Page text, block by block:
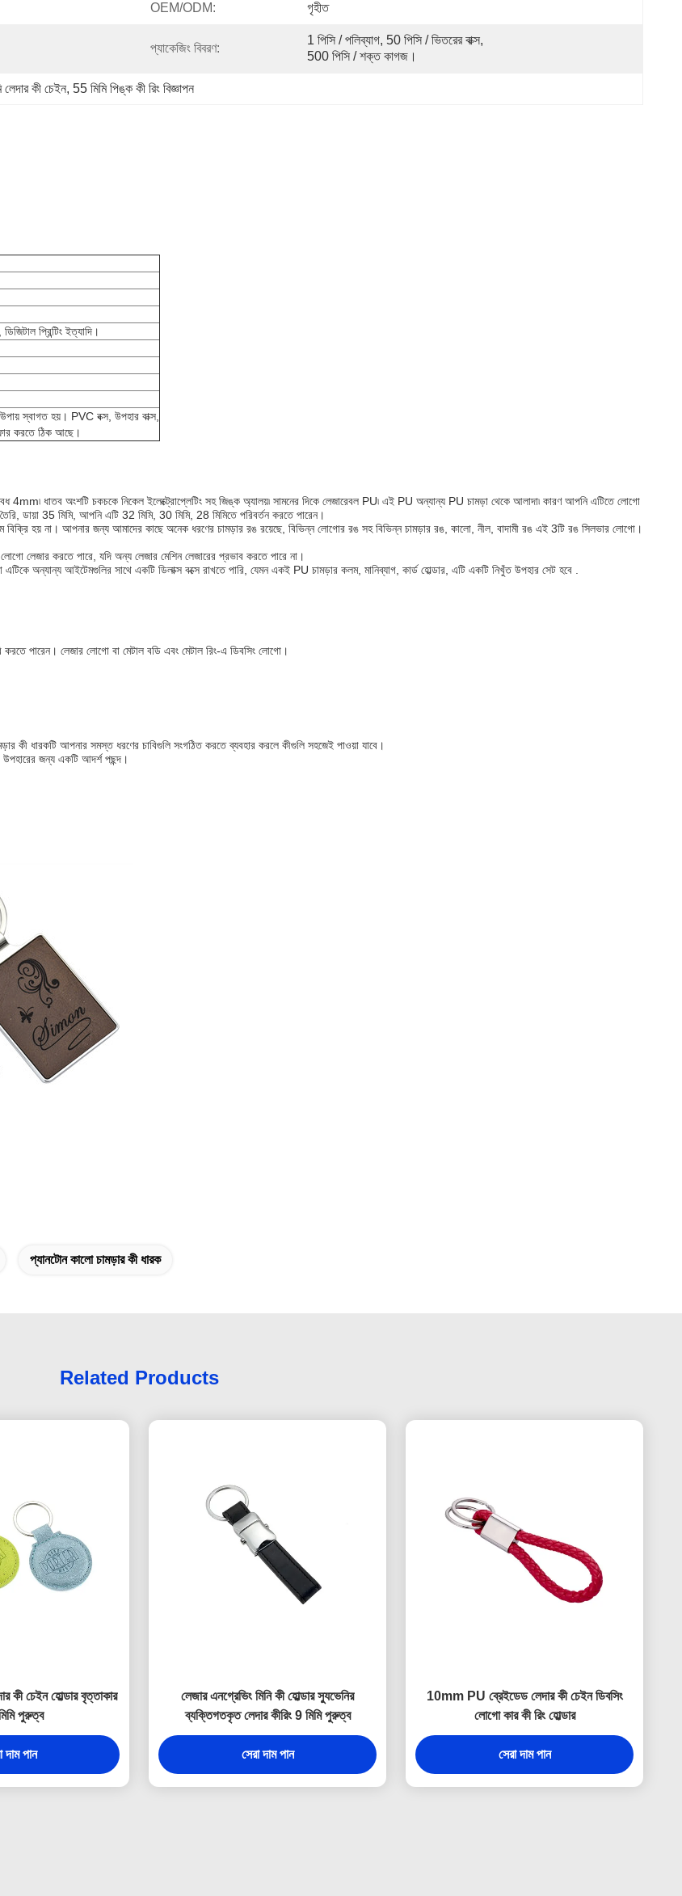
OEM/ODM: গৃহীত
প্যাকেজিং বিবরণ:
1 পিসি / পলিব্যাগ, 50 পিসি / ভিতরের বাক্স,
500 পিসি / শক্ত কাগজ।
লেদার কী চেইন, 55 মিমি পিঙ্ক কী রিং বিজ্ঞাপন
প্রিন্টিং ইত্যাদি।
স্বাগত হয়। PVC বক্স, উপহার বাক্স,
করতে ঠিক আছে।
ধাতব অংশটি চকচকে নিকেল ইলেক্ট্রোপ্লেটিং সহ জিঙ্ক অ্যালয়৷ সামনের দিকে লেজারেবল PU৷ এই PU অন্যান্য PU চামড়া থেকে আলাদা৷ কারণ আপনি এটিতে লোগো
ডায়া 35 মিমি, আপনি এটি 32 মিমি, 30 মিমি, 28 মিমিতে পরিবর্তন করতে পারেন।
বিক্রি হয় না। আপনার জন্য আমাদের কাছে অনেক ধরণের চামড়ার রঙ রয়েছে, বিভিন্ন লোগোর রঙ সহ বিভিন্ন চামড়ার রঙ, কালো, নীল, বাদামী রঙ এই 3টি রঙ সিলভার লোগো।
লেজার করতে পারে, যদি অন্য লেজার মেশিন লেজারের প্রভাব করতে পারে না।
অন্যান্য আইটেমগুলির সাথে একটি ডিলাক্স বক্সে রাখতে পারি, যেমন একই PU চামড়ার কলম, মানিব্যাগ, কার্ড হোল্ডার, এটি একটি নিখুঁত উপহার সেট হবে .
পারেন। লেজার লোগো বা মেটাল বডি এবং মেটাল রিং-এ ডিবসিং লোগো।
কী ধারকটি আপনার সমস্ত ধরণের চাবিগুলি সংগঠিত করতে ব্যবহার করলে কীগুলি সহজেই পাওয়া যাবে।
উপহারের জন্য একটি আদর্শ পছন্দ।
প্যানটোন কালো চামড়ার কী ধারক
Related Products
কী চেইন হোল্ডার বৃত্তাকার
পুরুত্ব
দাম পান
লেজার এনগ্রেভিং মিনি কী হোল্ডার স্যুভেনির
ব্যক্তিগতকৃত লেদার কীরিং 9 মিমি পুরুত্ব
সেরা দাম পান
10mm PU ব্রেইডেড লেদার কী চেইন ডিবসিং
লোগো কার কী রিং হোল্ডার
সেরা দাম পান